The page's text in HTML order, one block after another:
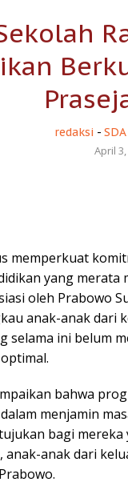
redaksi -
April
memperkuat
yang merata
oleh Prabowo
anak-anak dari
selama ini belum
bahwa
menjamin
bagi
anak dari